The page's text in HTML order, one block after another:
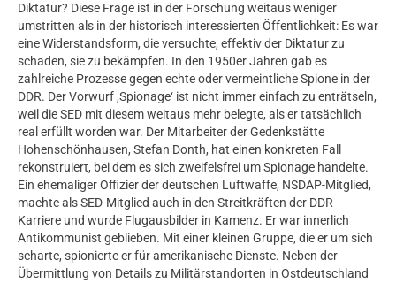
Diktatur? Diese Frage ist in der Forschung weitaus weniger
umstritten als in der historisch interessierten Öffentlichkeit: Es war
eine Widerstandsform, die versuchte, effektiv der Diktatur zu
schaden, sie zu bekämpfen. In den 1950er Jahren gab es
zahlreiche Prozesse gegen echte oder vermeintliche Spione in der
DDR. Der Vorwurf ,Spionage‘ ist nicht immer einfach zu enträtseln,
weil die SED mit diesem weitaus mehr belegte, als er tatsächlich
real erfüllt worden war. Der Mitarbeiter der Gedenkstätte
Hohenschönhausen, Stefan Donth, hat einen konkreten Fall
rekonstruiert, bei dem es sich zweifelsfrei um Spionage handelte.
Ein ehemaliger Offizier der deutschen Luftwaffe, NSDAP-Mitglied,
machte als SED-Mitglied auch in den Streitkräften der DDR
Karriere und wurde Flugausbilder in Kamenz. Er war innerlich
Antikommunist geblieben. Mit einer kleinen Gruppe, die er um sich
scharte, spionierte er für amerikanische Dienste. Neben der
Übermittlung von Details zu Militärstandorten in Ostdeutschland